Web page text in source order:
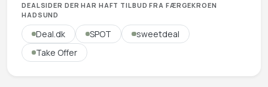
DEALSIDER DER HAR HAFT TILBUD FRA FÆRGEKROEN
HADSUND
Deal.dk SPOT
sweetdeal
Take Offer